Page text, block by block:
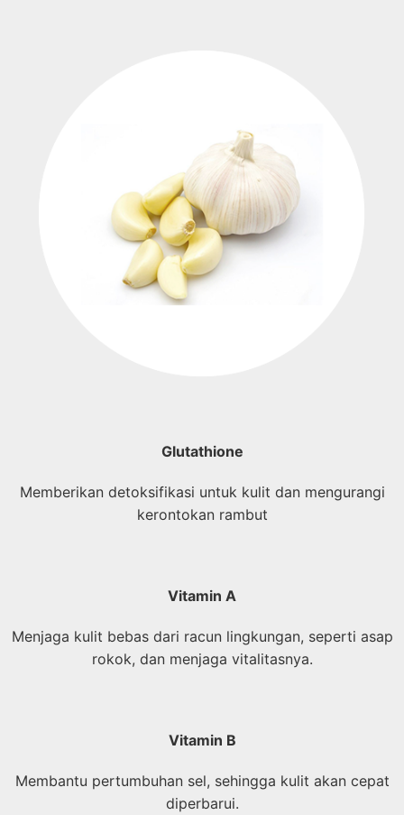
Glutathione
Memberikan detoksifikasi untuk kulit dan mengurangi
kerontokan rambut
Vitamin A
Menjaga kulit bebas dari racun lingkungan, seperti asap
rokok, dan menjaga vitalitasnya.
Vitamin B
Membantu pertumbuhan sel, sehingga kulit akan cepat
diperbarui.